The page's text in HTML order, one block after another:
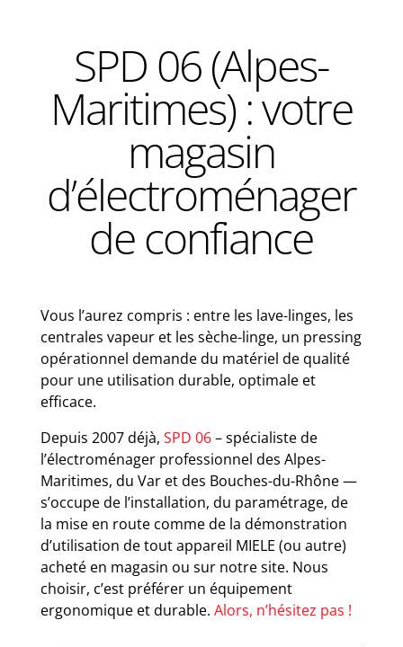
SPD 06 (Alpes-
Maritimes) : votre
magasin
d’électroménager
de confiance
Vous l’aurez compris : entre les lave-linges, les
centrales vapeur et les sèche-linge, un pressing
opérationnel demande du matériel de qualité
pour une utilisation durable, optimale et
efficace.
Depuis 2007 déjà, SPD 06– spécialiste de
l’électroménager professionnel des Alpes-
Maritimes, du Var et des Bouches-du-Rhône —
s’occupe de l’installation, du paramétrage, de
la mise en route comme de la démonstration
d’utilisation de tout appareil MIELE (ou autre)
acheté en magasin ou sur notre site. Nous
choisir, c’est préférer un équipement
ergonomique et durable. Alors, n’hésitez pas !